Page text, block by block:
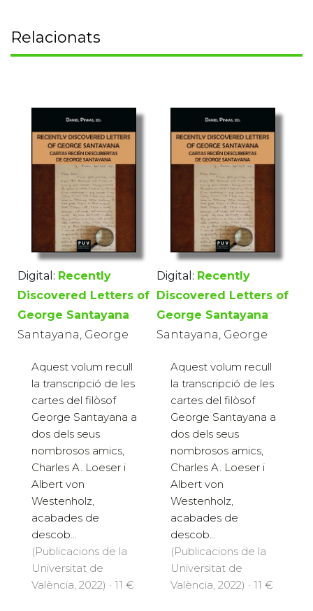
Relacionats
Digital: Recently
Discovered Letters of
George Santayana
Santayana, George
Aquest volum recull
la transcripció de les
cartes del filòsof
George Santayana a
dos dels seus
nombrosos amics,
Charles A. Loeser i
Albert von
Westenholz,
acabades de
descob...
(Publicacions de la
Universitat de
València, 2022) · 11 €
Digital: Recently
Discovered Letters of
George Santayana
Santayana, George
Aquest volum recull
la transcripció de les
cartes del filòsof
George Santayana a
dos dels seus
nombrosos amics,
Charles A. Loeser i
Albert von
Westenholz,
acabades de
descob...
(Publicacions de la
Universitat de
València, 2022) · 11 €